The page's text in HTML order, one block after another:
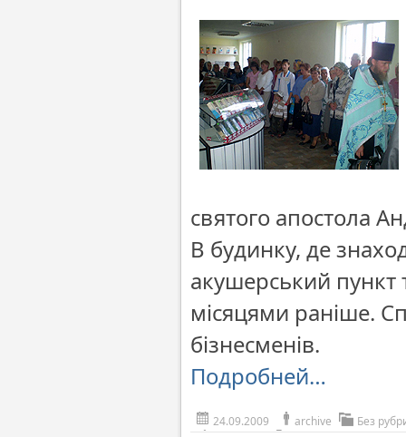
святого апостола
В будинку, де
акушерський пункт
місяцями раніше.
бізнесменів.
Подробней…
24.09.2009 archive Без